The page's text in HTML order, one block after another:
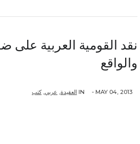
نقد القومية العربية على
والواقع
MAY 04, 2013 -
IN العقيدة, عربي,كتب